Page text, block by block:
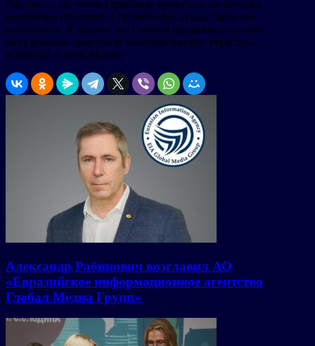
России — это очень серьёзные процессы, на которые
неизбежно повлияет и применение искусственного
интеллекта. Я уверен: мы сможем продвинуть в этом
направлении даже нашу консервативную отрасль», —
заключил Антон Мороз.
Александр Рабинович возглавил АО
«Евразийское информационное агентство
Глобал Медиа Групп»